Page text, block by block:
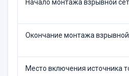
Начало монтажа взрывной
Окончание монтажа взрывной
Место включения источника